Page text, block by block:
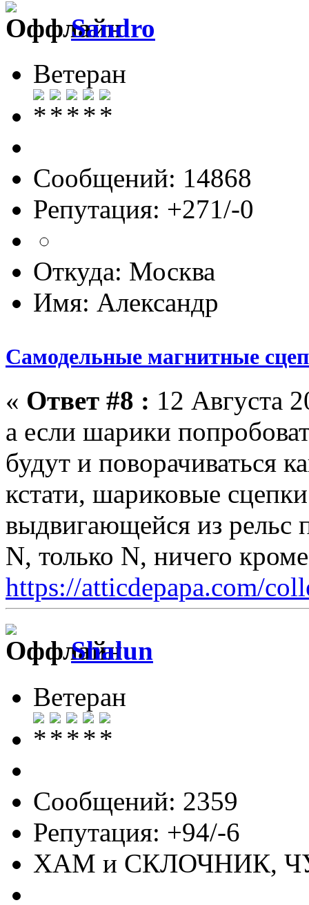
Sandro
Ветеран
Сообщений: 14868
Репутация: +271/-0
Откуда: Москва
Имя: Александр
Самодельные магнитные
« Ответ #8 : 12 Августа
а если шарики
будут и поворачиваться
кстати, шариковые
выдвигающейся из рельс
N, только N, ничего
https://atticdepapa.com/
Shalun
Ветеран
Сообщений: 2359
Репутация: +94/-6
ХАМ и СКЛОЧНИК,